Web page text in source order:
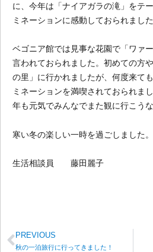
に、今年は「ナイアガラの滝」をテ
ミネーションに感動しておられました
ベゴニア館では見事な花園で「ワァ
言われておられました。初めての方
の里」に行かれましたが、何度来て
ミネーションを満喫されておられま
年も元気でみんなでまた観に行こう
寒い冬の楽しい一時を過ごしました。
生活相談員 藤田麗子
PREVIOUS
秋の一泊旅行に行ってきました！